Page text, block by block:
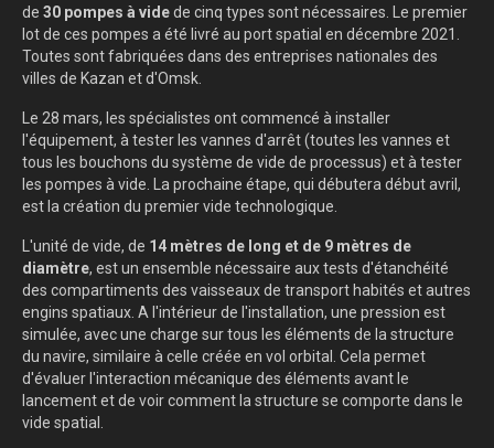
de 30 pompes à videde cinq types sont nécessaires. Le premier
lot de ces pompes a été livré au port spatial en décembre 2021.
Toutes sont fabriquées dans des entreprises nationales des
villes de Kazan et d'Omsk.
Le 28 mars, les spécialistes ont commencé à installer
l'équipement, à tester les vannes d'arrêt (toutes les vannes et
tous les bouchons du système de vide de processus) et à tester
les pompes à vide. La prochaine étape, qui débutera début avril,
est la création du premier vide technologique.
L'unité de vide, de 14 mètres de long et de 9 mètres de
diamètre, est un ensemble nécessaire aux tests d'étanchéité
des compartiments des vaisseaux de transport habités et autres
engins spatiaux. A l'intérieur de l'installation, une pression est
simulée, avec une charge sur tous les éléments de la structure
du navire, similaire à celle créée en vol orbital. Cela permet
d'évaluer l'interaction mécanique des éléments avant le
lancement et de voir comment la structure se comporte dans le
vide spatial.